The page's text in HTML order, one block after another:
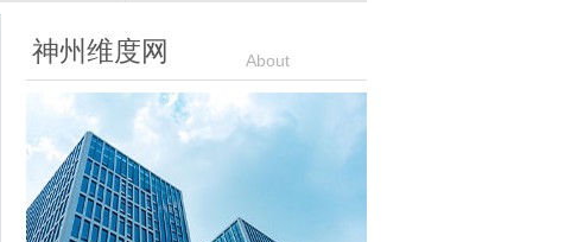
神州维度网 About